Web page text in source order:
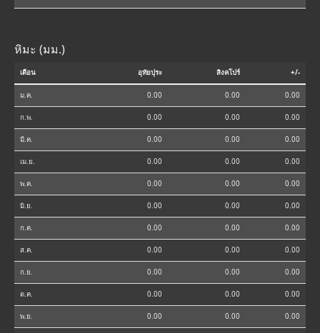
หิมะ (มม.)
เดือน อุทัยปุระ สิงคโปร์ +/-
ม.ค. 0.00 0.00 0.00
ก.พ. 0.00 0.00 0.00
มี.ค. 0.00 0.00 0.00
เม.ย. 0.00 0.00 0.00
พ.ค. 0.00 0.00 0.00
มิ.ย. 0.00 0.00 0.00
ก.ค. 0.00 0.00 0.00
ส.ค. 0.00 0.00 0.00
ก.ย. 0.00 0.00 0.00
ต.ค. 0.00 0.00 0.00
พ.ย. 0.00 0.00 0.00